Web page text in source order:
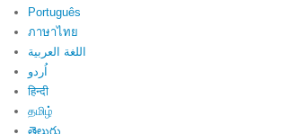
Português
ภาษาไทย
اللغة العربية
اُردو
हिन्दी
தமிழ்
తెలుగు